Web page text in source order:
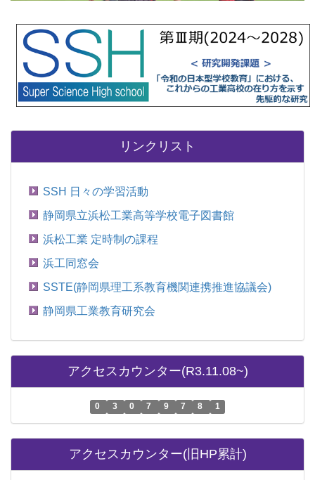
リンクリスト
SSH 日々の学習活動
静岡県立浜松工業高等学校電子図書館
浜松工業 定時制の課程
浜工同窓会
SSTE(静岡県理工系教育機関連携推進協議会)
静岡県工業教育研究会
アクセスカウンター(R3.11.08~)
0 3 0 7 9 7 8 1
アクセスカウンター(旧HP累計)